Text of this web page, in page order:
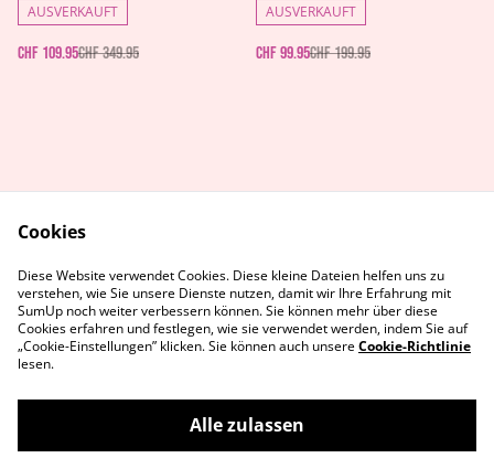
AUSVERKAUFT
CHF 109.95CHF 349.95
AUSVERKAUFT
CHF 99.95CHF 199.95
Datenschutz
Cookie-Richtlinie
Kontaktiere uns
Cookies
Diese Website verwendet Cookies. Diese kleine Dateien helfen uns zu
verstehen, wie Sie unsere Dienste nutzen, damit wir Ihre Erfahrung mit
SumUp noch weiter verbessern können. Sie können mehr über diese
Cookies erfahren und festlegen, wie sie verwendet werden, indem Sie auf
„Cookie-Einstellungen” klicken. Sie können auch unsereCookie-Richtlinie
lesen.
Alle zulassen